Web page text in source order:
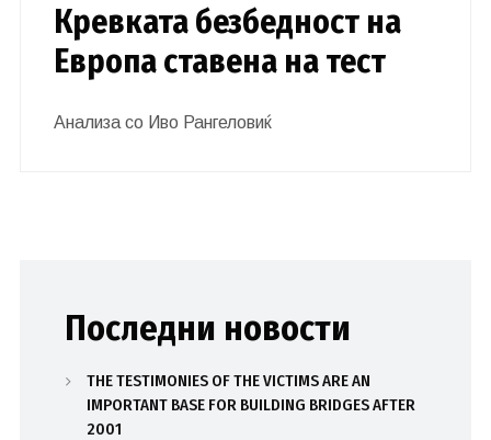
Кревката безбедност на
Европа ставена на тест
Анализа со Иво Рангеловиќ
Последни новости
THE TESTIMONIES OF THE VICTIMS ARE AN
IMPORTANT BASE FOR BUILDING BRIDGES AFTER
2001